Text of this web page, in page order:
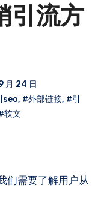
引流方
月 24 日
seo, #外部链接, #引
软文
们需要了解用户从